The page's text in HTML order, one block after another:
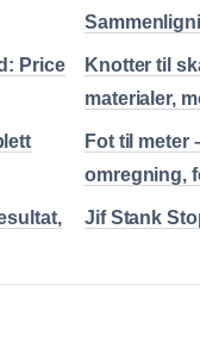
Price
Knotter til
materialer,
Fot til meter
omregning,
Jif Stank